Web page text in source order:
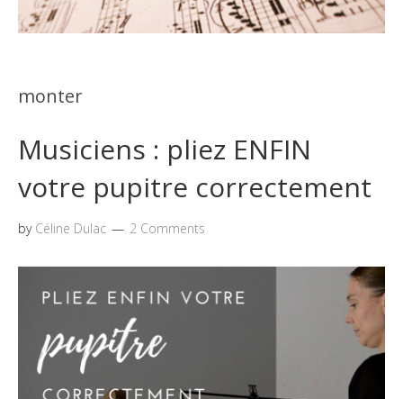
monter
Musiciens : pliez ENFIN
votre pupitre correctement
by Céline Dulac 2 Comments